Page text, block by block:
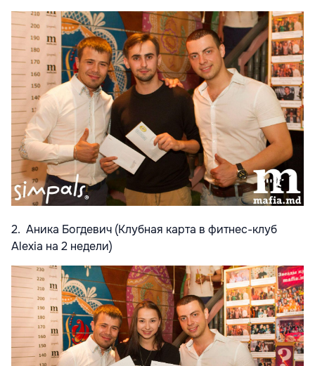
2. Аника Богдевич (Клубная карта в фитнес-клуб
Alexia на 2 недели)